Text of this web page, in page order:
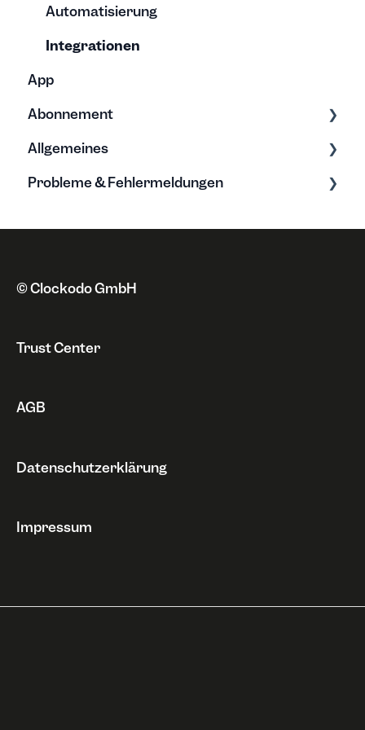
Automatisierung
Integrationen
App
Abonnement
Tarife & Lizenzen
Anschrift
Rechnungen
Allgemeines
Grundwissen zur Zeiterfassung
Sonstiges
Probleme & Fehlermeldungen
© Clockodo GmbH
Trust Center
AGB
Datenschutzerklärung
Impressum